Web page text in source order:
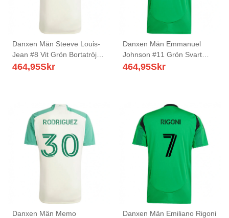
Danxen Män Steeve Louis-
Jean #8 Vit Grön Bortatröja
Matchtröjor 2025/26 Tröjor
464,95Skr
Danxen Män Emmanuel
Johnson #11 Grön Svart
Hemmatröja Matchtröjor
464,95Skr
Danxen Män Memo
Danxen Män Emiliano Rigoni